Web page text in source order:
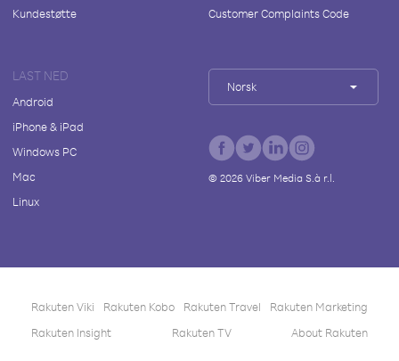
Kundestøtte
Customer Complaints Code
LAST NED
Android
iPhone & iPad
Windows PC
Mac
Linux
Norsk
© 2026Viber Media S.à r.l.
Rakuten Viki Rakuten Kobo Rakuten Travel
Rakuten Marketing
Rakuten Insight
Rakuten TV About Rakuten